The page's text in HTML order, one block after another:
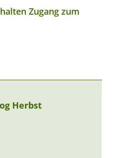
Zugang zum
Herbst